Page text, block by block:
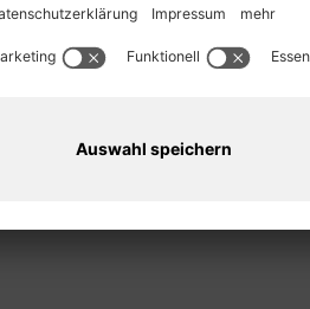
ansprechende und